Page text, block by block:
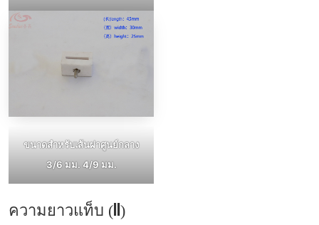
ขนาดสำหรับเส้นผ่าศูนย์กลาง
3/6 มม. 4/9 มม.
ความยาวแท็บ (ll)